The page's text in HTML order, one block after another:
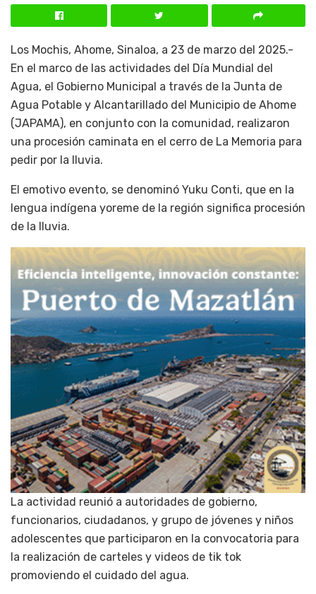
Los Mochis, Ahome, Sinaloa, a 23 de marzo del 2025.-
En el marco de las actividades del Día Mundial del
Agua, el Gobierno Municipal a través de la Junta de
Agua Potable y Alcantarillado del Municipio de Ahome
(JAPAMA), en conjunto con la comunidad, realizaron
una procesión caminata en el cerro de La Memoria para
pedir por la lluvia.
El emotivo evento, se denominó Yuku Conti, que en la
lengua indígena yoreme de la región significa procesión
de la lluvia.
La actividad reunió a autoridades de gobierno,
funcionarios, ciudadanos, y grupo de jóvenes y niños
adolescentes que participaron en la convocatoria para
la realización de carteles y videos de tik tok
promoviendo el cuidado del agua.